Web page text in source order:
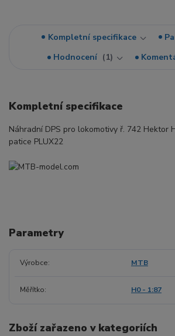
Kompletní specifikace
Hodnocení
1
Kompletní specifikace
Náhradní DPS pro lokomotivy ř. 742 Hektor
patice PLUX22
Parametry
Výrobce MTB
Měřítko H0 - 1:87
Zboží zařazeno v kategoriích